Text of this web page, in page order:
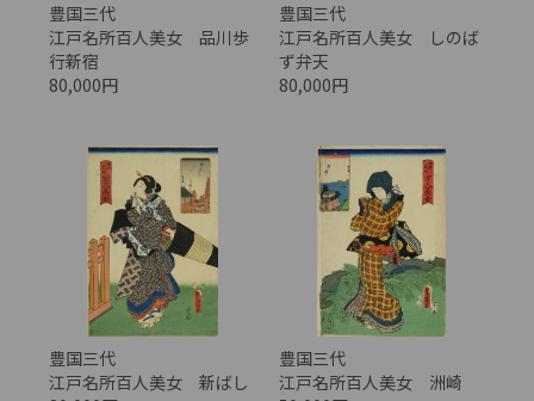
豊国三代
江戸名所百人美女 品川歩
行新宿
80,000円
豊国三代
江戸名所百人美女 しのば
ず弁天
80,000円
豊国三代
江戸名所百人美女 新ばし
豊国三代
江戸名所百人美女 洲崎